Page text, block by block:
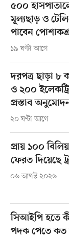
৫০০
মূল্যছাড় ও
পাবেন
১৯ ঘণ্টা আগে
দরপত্র ছাড়া ৮
ও ২০০
প্রস্তাব
২০ ঘণ্টা আগে
প্রায় ১০০
ফেরত দিয়েছে
০৬ আগস্ট ২০২৬
সিআইপি হতে
পদক পেতে